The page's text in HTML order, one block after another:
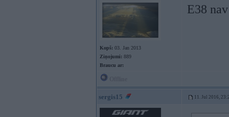
Kopš: 03. Jan 2013
Ziņojumi: 889
Braucu ar:
E38
sergis15 11. Jul 2016,